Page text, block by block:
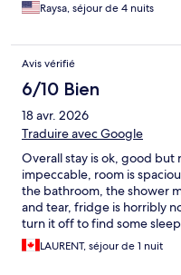
Raysa, séjour de 4 nuits
Avis vérifié
6/10 Bien
18 avr. 2026
Traduire avec Google
Overall stay is ok, good but
impeccable, room is
the bathroom, the shower
and tear, fridge is horribly
turn it off to find some
LAURENT, séjour de 1 nuit